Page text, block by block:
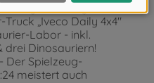
wenigen Handgriffen
„Iveco Daily 4x4"
Labor - inkl.
drei Dinosauriern!
Der Spielzeug-
meistert auch